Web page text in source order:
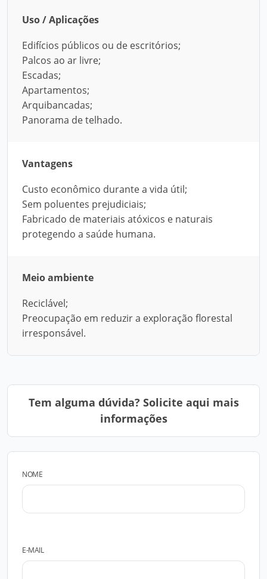
Uso / Aplicações
Edifícios públicos ou de escritórios;
Palcos ao ar livre;
Escadas;
Apartamentos;
Arquibancadas;
Panorama de telhado.
Vantagens
Custo econômico durante a vida útil;
Sem poluentes prejudiciais;
Fabricado de materiais atóxicos e naturais
protegendo a saúde humana.
Meio ambiente
Reciclável;
Preocupação em reduzir a exploração florestal
irresponsável.
Tem alguma dúvida? Solicite aqui mais
informações
NOME
E-MAIL